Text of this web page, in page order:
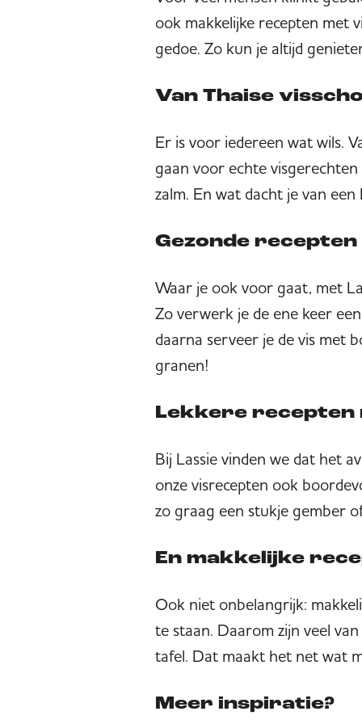
ook makkelijke recepten met
gedoe. Zo kun je altijd
Van Thaise
Er is voor iedereen wat wils.
gaan voor echte
zalm. En wat dacht je van
Gezonde
Waar je ook voor gaat, met
Zo verwerk je de ene keer
daarna serveer je de vis met
granen!
Lekkere recepten
Bij Lassie vinden we dat het
onze visrecepten ook
zo graag een stukje gember
En makkelijke
Ook niet onbelangrijk:
te staan. Daarom zijn veel
tafel. Dat maakt het net wat
Meer inspiratie?